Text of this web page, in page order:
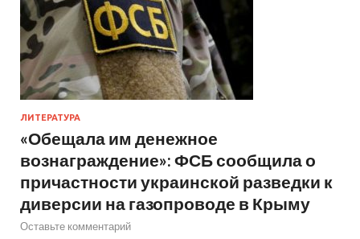
ЛИТЕРАТУРА
«Обещала им денежное
вознаграждение»: ФСБ сообщила о
причастности украинской разведки к
диверсии на газопроводе в Крыму
Оставьте комментарий